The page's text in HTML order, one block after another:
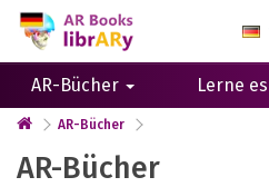
AR-Bücher Lerne
AR-Bücher
AR-Bücher